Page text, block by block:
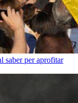
saber per aprofitar